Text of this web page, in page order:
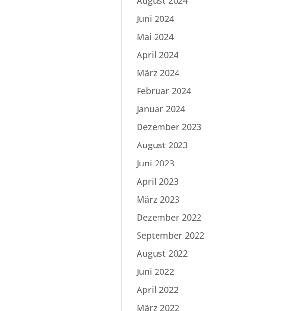
Juni 2024
Mai 2024
April 2024
März 2024
Februar 2024
Januar 2024
Dezember 2023
August 2023
Juni 2023
April 2023
März 2023
Dezember 2022
September 2022
August 2022
Juni 2022
April 2022
März 2022